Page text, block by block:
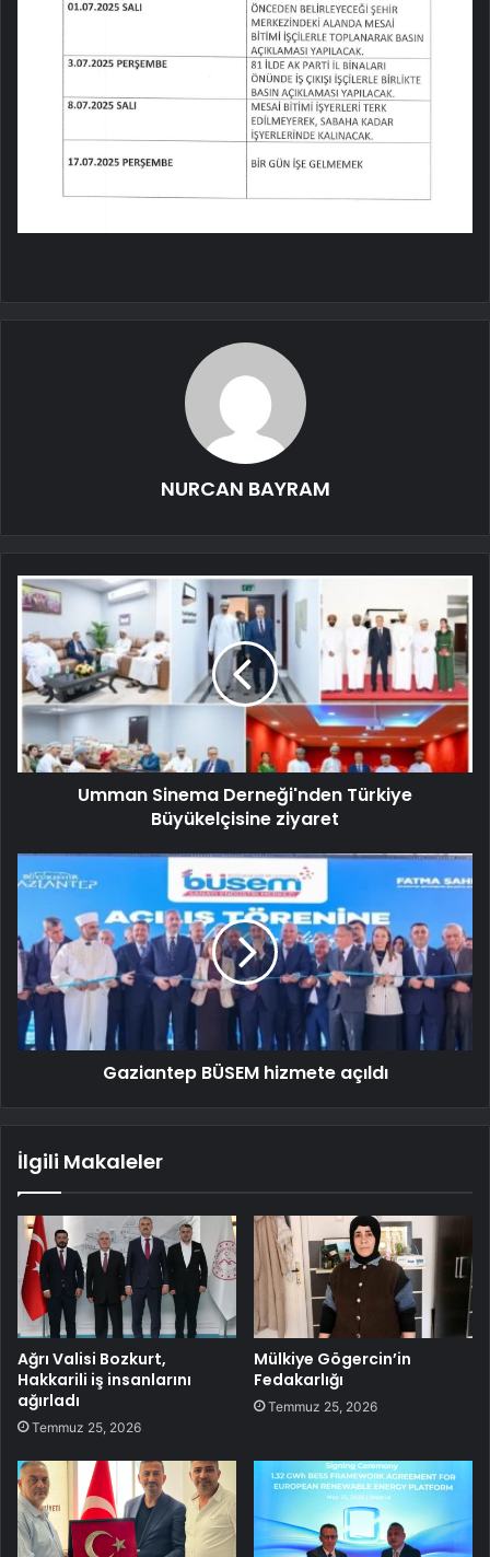
NURCAN BAYRAM
Umman Sinema Derneği'nden Türkiye
Büyükelçisine ziyaret
Gaziantep BÜSEM hizmete açıldı
İlgili Makaleler
Ağrı Valisi Bozkurt,
Hakkarili iş insanlarını
ağırladı
Temmuz 25, 2026
Mülkiye Gögercin’in
Fedakarlığı
Temmuz 25, 2026